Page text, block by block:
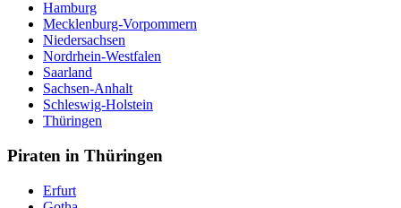
Hamburg
Mecklenburg-Vorpommern
Niedersachsen
Nordrhein-Westfalen
Saarland
Sachsen-Anhalt
Schleswig-Holstein
Thüringen
Piraten in Thüringen
Erfurt